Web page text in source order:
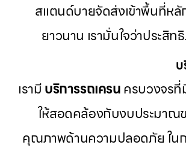
สแตนด์บายจัดส่งเข้าพื้นที่หลั
ยาวนาน เรามั่นใจว่าประสิ
เรามีบริการรถเครนครบวงจร
ให้สอดคล้องกับงบประมาณ
คุณภาพด้านความปลอดภัย ใน